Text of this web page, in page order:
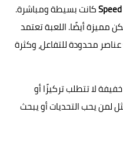
كانت بسيطة ومباشرة.
مميزة أيضًا. اللعبة تعتمد
محدودة للتفاعل، وكثرة
لا تتطلب تركيزًا أو
لمن يحب التحديات أو يبحث